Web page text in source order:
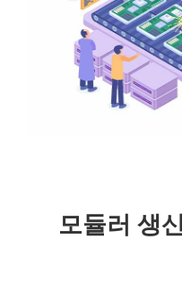
모듈러 생